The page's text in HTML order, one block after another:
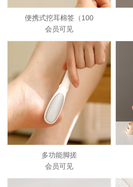
便携式挖耳棉签（100
会员可见
多功能脚搓
会员可见